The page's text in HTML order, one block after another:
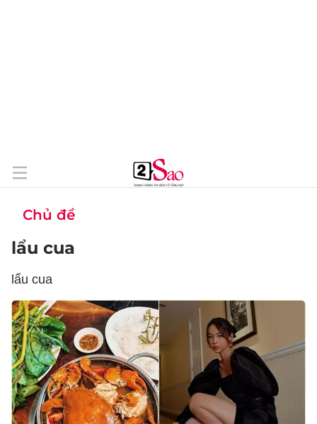
Chủ đề
lẩu cua
lẩu cua